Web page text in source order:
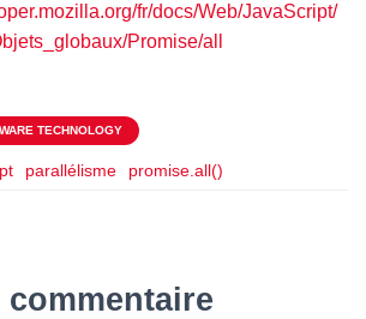
fr/docs/Web/JavaScript/
Promise/all
TECHNOLOGY
parallélisme promise.all()
commentaire